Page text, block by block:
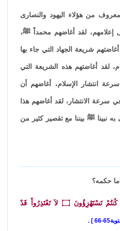
من هؤلاء اليهود والنصارى
إعلامهم، لقد أغاضهم محمداً ﷺ،
شريعة الجهاد التي جاء بها
لقد أغاضتهم هذه الشريعة التي
انتشار الإسلام، أغاضهم أن
سرعة الانتشار، لقد أغاضهم هذا
به نبينا ﷺ بيننا مع تقصير كثير من
حكمه؟
كُنتُمْ تَسْتَهْزِؤُونَ ۝ لاَ تَعْتَذِرُواْ قَدْ
66
.